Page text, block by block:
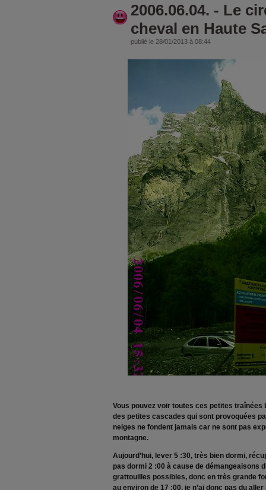
2006.06.04. - Le
cheval en Haute
publié le 28/01/2013 à 08:44
Vous pouvez voir toutes ces petites traînées
des petites cascades qui sont provoquées
neiges ne fondent jamais car ne sont pas
montagne.
Aujourd’hui, lever 5 :30, très bien dormi,
pas dormi 2 :00 à cause de démangeaisons
grattouilles possibles, donc en très grande
au environ de 17 :00, je n’ai donc pas du